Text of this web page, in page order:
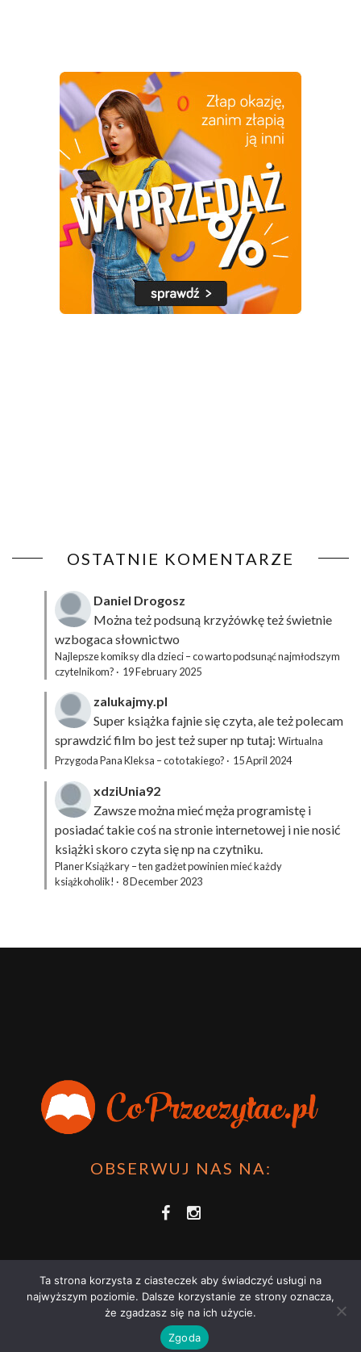
OSTATNIE KOMENTARZE
Daniel Drogosz
Można też podsuną krzyżówkęteż świetnie
wzbogaca słownictwo
Najlepsze komiksy dla dzieci – co warto podsunąć najmłodszym
czytelnikom? · 19 February 2025
zalukajmy.pl
Super książka fajnie się czyta, ale też polecam
sprawdzić film bo jest też super np tutaj: Wirtualna
Przygoda Pana Kleksa – co to takiego? · 15 April 2024
xdziUnia92
Zawsze można mieć męża programistę i
posiadać takie coś na stronie internetowej i nie nosić
książki skoro czyta się np na czytniku.
Planer Książkary – ten gadżet powinien mieć każdy
książkoholik! · 8 December 2023
OBSERWUJ NAS NA:
COPRZECZYTAĆ.PL 2021 | STRONA WYKORZYSTUJE PLIKI COOKIES |
POLITYKĄ PRYWATNOŚCI
Ta strona korzysta z ciasteczek aby świadczyć usługi na
najwyższym poziomie. Dalsze korzystanie ze strony oznacza,
że zgadzasz się na ich użycie.
Zgoda